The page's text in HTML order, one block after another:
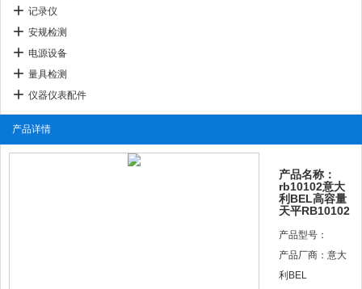
记录仪
安规检测
电源设备
量具检测
仪器仪表配件
产品详情
产品名称：
rb10102意大
利BEL高容量
天平RB10102
产品型号：
产品厂商：意大
利BEL